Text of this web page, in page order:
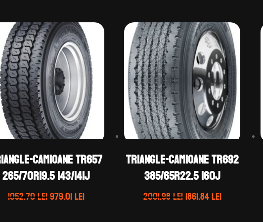
CAMIOANE TR657
265/70R19.5 143/141J
1052.70leiPrețul
979.01leiPrețul
TRIANGLE-CAMIOANE TR692
385/65R22.5 160J
2001.98leiPrețul
1861.84leiPrețul